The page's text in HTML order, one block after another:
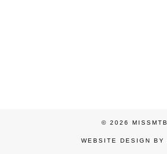
© 2026 MISSMTB
WEBSITE DESIGN BY